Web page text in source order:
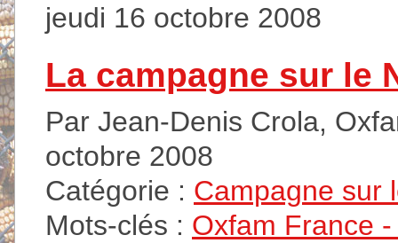
jeudi 16 octobre 2008
La campagne sur le
Par Jean-Denis Crola,
octobre 2008
Catégorie : Campagne sur
Mots-clés : Oxfam France -